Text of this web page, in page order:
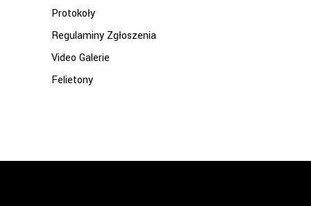
Protokoły
Regulaminy Zgłoszenia
Video Galerie
Felietony